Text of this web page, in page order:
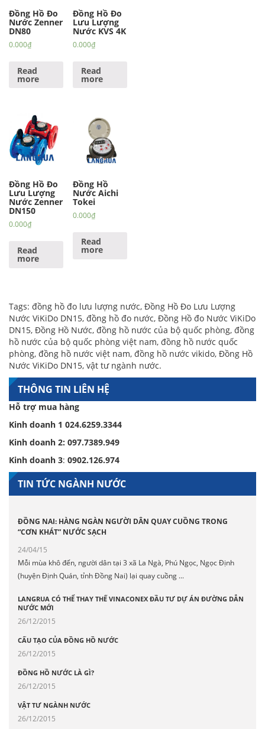
Đồng Hồ Đo
Nước Zenner
DN80
0.000₫
Read
more
Đồng Hồ Đo
Lưu Lượng
Nước KVS 4K
0.000₫
Read
more
Đồng Hồ Đo
Lưu Lượng
Nước Zenner
DN150
0.000₫
Read
more
Đồng Hồ
Nước Aichi
Tokei
0.000₫
Read
more
Tags: đồng hồ đo lưu lượng nước, Đồng Hồ Đo Lưu Lượng
Nước ViKiDo DN15, đồng hồ đo nước, Đồng Hồ đo Nước ViKiDo
DN15, Đồng Hồ Nước, đồng hồ nước của bộ quốc phòng, đồng
hồ nước của bộ quốc phòng việt nam, đồng hồ nước quốc
phòng, đồng hồ nước việt nam, đồng hồ nước vikido, Đồng Hồ
Nước ViKiDo DN15, vật tư ngành nước.
THÔNG TIN LIÊN HỆ
Hỗ trợ mua hàng
Kinh doanh 1 024.6259.3344
Kinh doanh 2: 097.7389.949
Kinh doanh 3: 0902.126.974
TIN TỨC NGÀNH NƯỚC
ĐỒNG NAI: HÀNG NGÀN NGƯỜI DÂN QUAY CUỒNG TRONG
“CƠN KHÁT” NƯỚC SẠCH
24/04/15
Mỗi mùa khô đến, người dân tại 3 xã La Ngà, Phú Ngọc, Ngọc Định
(huyện Định Quán, tỉnh Đồng Nai) lại quay cuồng ...
LANGRUA CÓ THỂ THAY THẾ VINACONEX ĐẦU TƯ DỰ ÁN ĐƯỜNG DẪN
NƯỚC MỚI
26/12/2015
CẤU TẠO CỦA ĐỒNG HỒ NƯỚC
26/12/2015
ĐỒNG HỒ NƯỚC LÀ GÌ?
26/12/2015
VẬT TƯ NGÀNH NƯỚC
26/12/2015